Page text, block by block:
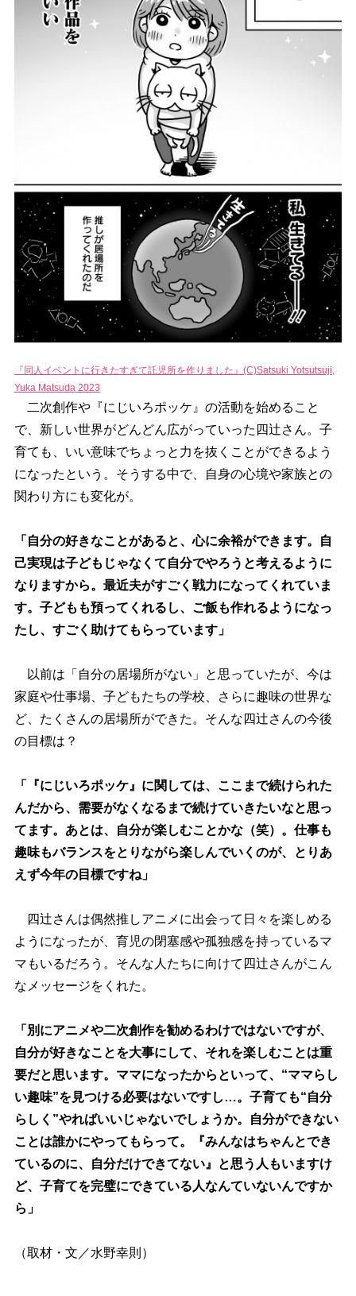
『同人イベントに行きたすぎて託児所を作りました』(C)Satsuki Yotsutsuji,
Yuka Matsuda 2023
二次創作や『にじいろポッケ』の活動を始めること
で、新しい世界がどんどん広がっていった四辻さん。子
育ても、いい意味でちょっと力を抜くことができるよう
になったという。そうする中で、自身の心境や家族との
関わり方にも変化が。
「自分の好きなことがあると、心に余裕ができます。自
己実現は子どもじゃなくて自分でやろうと考えるように
なりますから。最近夫がすごく戦力になってくれていま
す。子どもも預ってくれるし、ご飯も作れるようになっ
たし、すごく助けてもらっています」
以前は「自分の居場所がない」と思っていたが、今は
家庭や仕事場、子どもたちの学校、さらに趣味の世界な
ど、たくさんの居場所ができた。そんな四辻さんの今後
の目標は？
「『にじいろポッケ』に関しては、ここまで続けられた
んだから、需要がなくなるまで続けていきたいなと思っ
てます。あとは、自分が楽しむことかな（笑）。仕事も
趣味もバランスをとりながら楽しんでいくのが、とりあ
えず今年の目標ですね」
四辻さんは偶然推しアニメに出会って日々を楽しめる
ようになったが、育児の閉塞感や孤独感を持っているマ
マもいるだろう。そんな人たちに向けて四辻さんがこん
なメッセージをくれた。
「別にアニメや二次創作を勧めるわけではないですが、
自分が好きなことを大事にして、それを楽しむことは重
要だと思います。ママになったからといって、“ママらし
い趣味”を見つける必要はないですし…。子育ても“自分
らしく”やればいいじゃないでしょうか。自分ができない
ことは誰かにやってもらって。『みんなはちゃんとでき
ているのに、自分だけできてない』と思う人もいますけ
ど、子育てを完璧にできている人なんていないんですか
ら」
（取材・文／水野幸則）